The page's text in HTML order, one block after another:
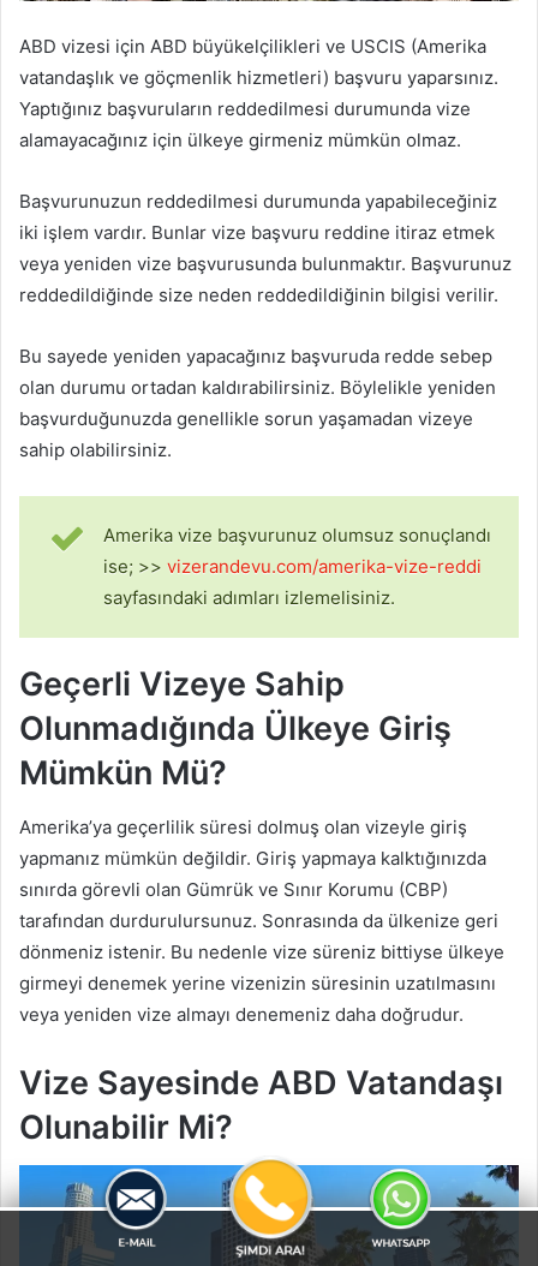
ABD vizesi için ABD büyükelçilikleri ve USCIS (Amerika
vatandaşlık ve göçmenlik hizmetleri) başvuru yaparsınız.
Yaptığınız başvuruların reddedilmesi durumunda vize
alamayacağınız için ülkeye girmeniz mümkün olmaz.
Başvurunuzun reddedilmesi durumunda yapabileceğiniz
iki işlem vardır. Bunlar vize başvuru reddine itiraz etmek
veya yeniden vize başvurusunda bulunmaktır. Başvurunuz
reddedildiğinde size neden reddedildiğinin bilgisi verilir.
Bu sayede yeniden yapacağınız başvuruda redde sebep
olan durumu ortadan kaldırabilirsiniz. Böylelikle yeniden
başvurduğunuzda genellikle sorun yaşamadan vizeye
sahip olabilirsiniz.
Amerika vize başvurunuz olumsuz sonuçlandı
ise; >> vizerandevu.com/amerika-vize-reddi
sayfasındaki adımları izlemelisiniz.
Geçerli Vizeye Sahip
Olunmadığında Ülkeye Giriş
Mümkün Mü?
Amerika’ya geçerlilik süresi dolmuş olan vizeyle giriş
yapmanız mümkün değildir. Giriş yapmaya kalktığınızda
sınırda görevli olan Gümrük ve Sınır Korumu (CBP)
tarafından durdurulursunuz. Sonrasında da ülkenize geri
dönmeniz istenir. Bu nedenle vize süreniz bittiyse ülkeye
girmeyi denemek yerine vizenizin süresinin uzatılmasını
veya yeniden vize almayı denemeniz daha doğrudur.
Vize Sayesinde ABD Vatandaşı
Olunabilir Mi?